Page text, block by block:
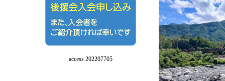
access 202207705